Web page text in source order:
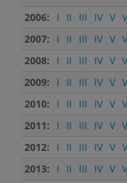
2006:
I II III IV V
2007:
I II III IV V
2008:
I II III IV V
2009:
I II III IV V
2010:
I II III IV V
2011:
I II III IV V
2012:
I II III IV V
2013:
I II III IV V